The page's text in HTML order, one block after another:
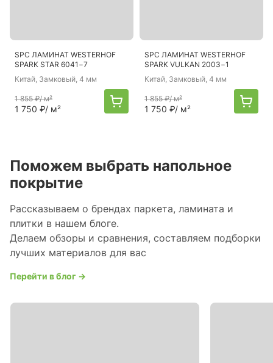
SPC ЛАМИНАТ WESTERHOF
SPARK STAR 6041−7
Китай, Замковый, 4 мм
1 855 ₽/ м²
1 750 ₽/ м²
SPC ЛАМИНАТ WESTERHOF
SPARK VULKAN 2003−1
Китай, Замковый, 4 мм
1 855 ₽/ м²
1 750 ₽/ м²
Поможем выбрать напольное
покрытие
Рассказываем о брендах паркета, ламината и
плитки в нашем блоге.
Делаем обзоры и сравнения, составляем подборки
лучших материалов для вас
Перейти в блог →